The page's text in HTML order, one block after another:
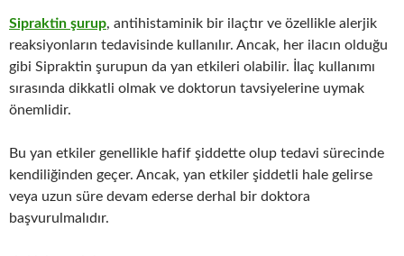
Sipraktin şurup, antihistaminik bir ilaçtır ve özellikle alerjik
reaksiyonların tedavisinde kullanılır. Ancak, her ilacın olduğu
gibi Sipraktin şurupun da yan etkileri olabilir. İlaç kullanımı
sırasında dikkatli olmak ve doktorun tavsiyelerine uymak
önemlidir.
Bu yan etkiler genellikle hafif şiddette olup tedavi sürecinde
kendiliğinden geçer. Ancak, yan etkiler şiddetli hale gelirse
veya uzun süre devam ederse derhal bir doktora
başvurulmalıdır.